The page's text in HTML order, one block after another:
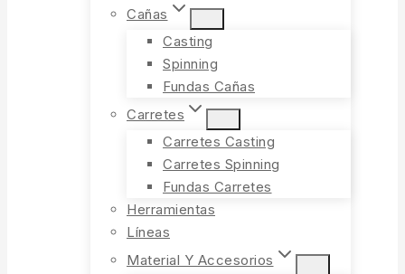
Cañas
Casting
Spinning
Fundas Cañas
Carretes
Carretes Casting
Carretes Spinning
Fundas Carretes
Herramientas
Líneas
Material Y Accesorios